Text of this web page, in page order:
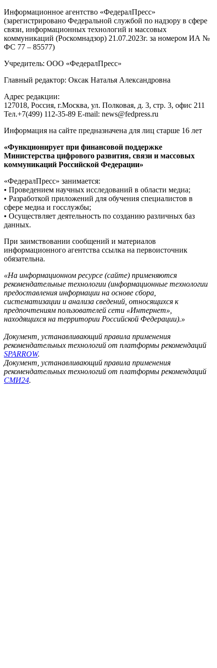
Информационное агентство «ФедералПресс»
(зарегистрировано Федеральной службой по надзору в сфере
связи, информационных технологий и массовых
коммуникаций (Роскомнадзор) 21.07.2023г. за номером ИА №
ФС 77 – 85577)
Учредитель: ООО «ФедералПресс»
Главный редактор: Оксак Наталья Александровна
Адрес редакции:
127018, Россия, г.Москва, ул. Полковая, д. 3, стр. 3, офис 211
Тел.+7(499) 112-35-89 E-mail: news@fedpress.ru
Информация на сайте предназначена для лиц старше 16 лет
«Функционирует при финансовой поддержке
Министерства цифрового развития, связи и массовых
коммуникаций Российской Федерации»
«ФедералПресс» занимается:
• Проведением научных исследований в области медиа;
• Разработкой приложений для обучения специалистов в
сфере медиа и госслужбы;
• Осуществляет деятельность по созданию различных баз
данных.
При заимствовании сообщений и материалов
информационного агентства ссылка на первоисточник
обязательна.
«На информационном ресурсе (сайте) применяются
рекомендательные технологии (информационные технологии
предоставления информации на основе сбора,
систематизации и анализа сведений, относящихся к
предпочтениям пользователей сети «Интернет»,
находящихся на территории Российской Федерации).»
Документ, устанавливающий правила применения
рекомендательных технологий от платформы рекомендаций
SPARROW.
Документ, устанавливающий правила применения
рекомендательных технологий от платформы рекомендаций
СМИ24.